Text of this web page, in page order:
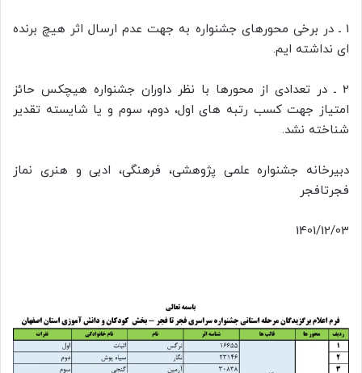
1 ـ در برخی محورهای جشنواره به جهت عدم ارسال اثر هیچ برنده
ای نداشته ایم.
2 ـ در تعدادی از محورها با نظر داوران جشنواره هیچکس حائز
امتیاز جهت کسب رتبه های اول، دوم، سوم و یا شایسته تقدیر
شناخته نشد.
دبیرخانه جشنواره علمی پژوهشی، فرهنگی، ادبی و هنری نماز
فجرتافجر
1401/12/03